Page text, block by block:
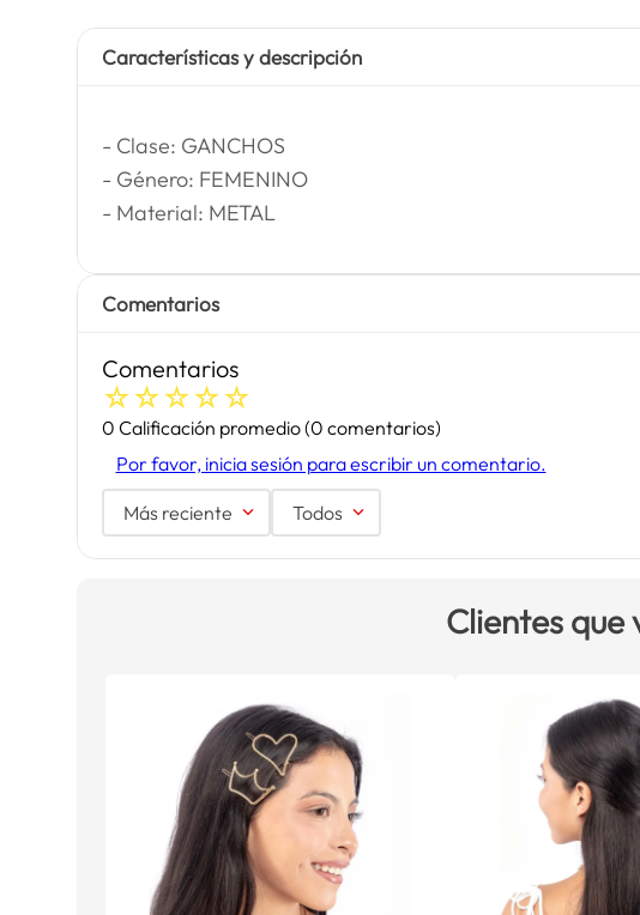
Características y descripción
- Clase: GANCHOS
- Género: FEMENINO
- Material: METAL
Comentarios
Comentarios
☆☆☆☆☆
0 Calificación promedio(0 comentarios)
Por favor, inicia sesión para escribir un comentario.
Más reciente Todos
Clientes